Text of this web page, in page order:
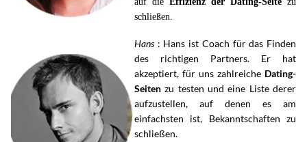
schließen.
Hans : Hans ist Coach für das Finden
des richtigen Partners. Er hat
akzeptiert, für uns zahlreiche Dating-
Seiten zu testen und eine Liste derer
aufzustellen, auf denen es am
einfachsten ist, Bekanntschaften zu
schließen.